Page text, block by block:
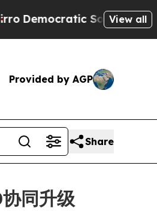
Socialists ofView all
Provided by AGP
Share
同升级